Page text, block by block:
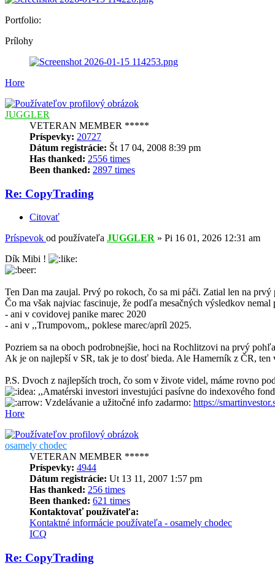
Portfolio:
Prílohy
Hore
JUGGLER
VETERAN MEMBER *****
Príspevky: 20727
Dátum registrácie: Št 17 04, 2008 8:39 pm
Has thanked: 2556 times
Been thanked: 2897 times
Re: CopyTrading
Citovať
Príspevok od používateľa JUGGLER » Pi 16 01, 2026 12:31 am
Dík Mibi !
Ten Dan ma zaujal. Prvý po rokoch, čo sa mi páči. Zatial len na
Čo ma však najviac fascinuje, že podľa mesačných výsledkov nemal
- ani v covidovej panike marec 2020
- ani v ,,Trumpovom,, poklese marec/apríl 2025.
Pozriem sa na oboch podrobnejšie, hoci na Rochlitzovi na prvý
Ak je on najlepší v SR, tak je to dosť bieda. Ale Hamerník z ČR, ten
P.S. Dvoch z najlepších troch, čo som v živote videl, máme rovno
,,Amatérski investori investujúci pasívne do indexového
Vzdelávanie a užitočné info zadarmo: https://
Hore
osamely chodec
VETERAN MEMBER *****
Príspevky: 4944
Dátum registrácie: Ut 13 11, 2007 1:57 pm
Has thanked: 256 times
Been thanked: 621 times
Kontaktovať používateľa:
Kontaktné informácie používateľa - osamely chodec
ICQ
Re: CopyTrading